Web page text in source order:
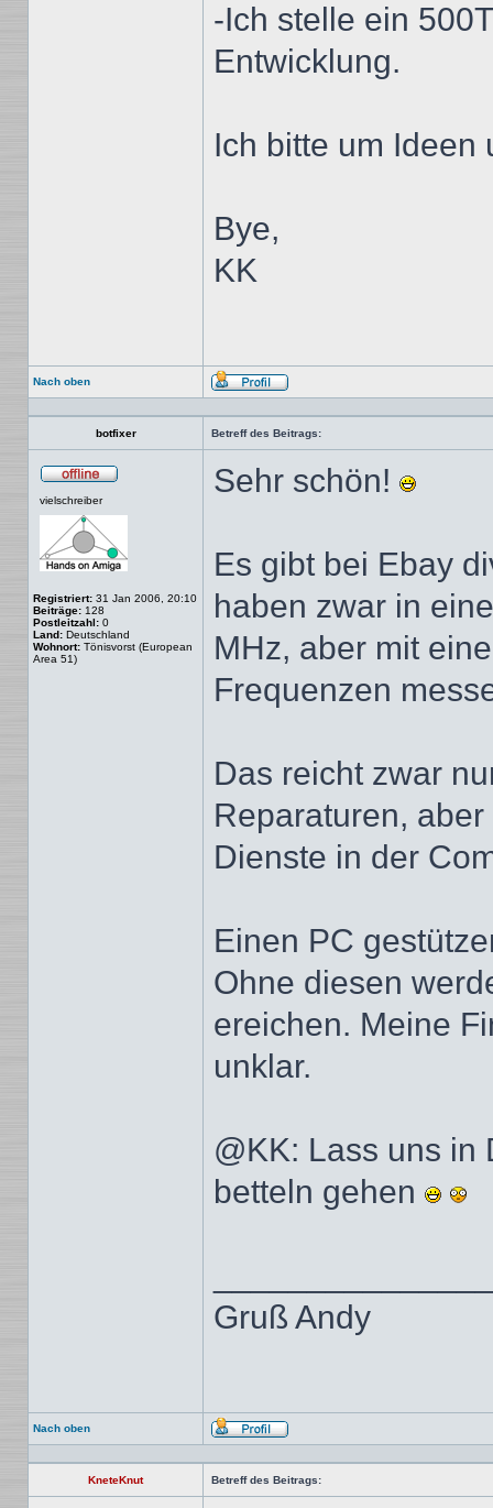
-Ich stelle ein
Entwicklung.
Ich bitte um Ideen
Bye,
KK
Nach oben
Profil
botfixer Betreff des Beitrags:
vielschreiber
Registriert: 31 Jan 2006, 20:10
Beiträge: 128
Postleitzahl: 0
Land: Deutschland
Wohnort: Tönisvorst (European
Area 51)
Sehr schön!
Es gibt bei Ebay
haben zwar in
MHz, aber mit
Frequenzen
Das reicht zwar
Reparaturen,
Dienste in der
Einen PC
Ohne diesen
ereichen. Meine
unklar.
@KK: Lass uns in
betteln gehen
Gruß Andy
Nach oben
Profil
KneteKnut Betreff des Beitrags: